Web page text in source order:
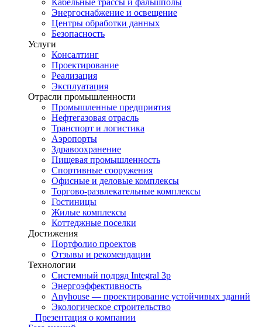
Энергоснабжение и освещение
Центры обработки данных
Безопасность
Услуги
Консалтинг
Проектирование
Реализация
Эксплуатация
Отрасли промышленности
Промышленные предприятия
Нефтегазовая отрасль
Транспорт и логистика
Аэропорты
Здравоохранение
Пищевая промышленность
Спортивные сооружения
Офисные и деловые комплексы
Торгово-развлекательные комплексы
Гостиницы
Жилые комплексы
Коттеджные поселки
Достижения
Портфолио проектов
Отзывы и рекомендации
Технологии
Системный подряд Integral 3p
Энергоэффективность
Anyhouse — проектирование устойчивых зданий
Экологическое строительство
Презентация о компании